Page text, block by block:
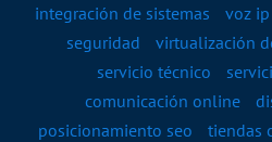
integración de sistemas
voz
seguridad
virtualización
servicio técnico
comunicación online
posicionamiento seo
tiendas